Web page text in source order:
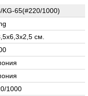
KG-65(#220/1000)
см.
1000